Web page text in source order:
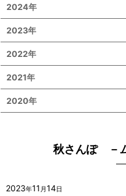
秋さんぽ －
2023年11 月14日
2024年
2023年
2022年
2021年
2020年